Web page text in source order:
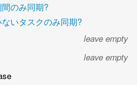
のみ同期?
いタスクのみ同期?
leave empty
leave empty